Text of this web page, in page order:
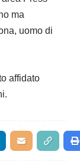
ma
uomo di
affidato